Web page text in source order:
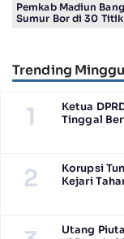
Pemkab Madiun
Sumur Bor di 30
Trending
1
Ketua
Tinggal
2
Korupsi
Kejari
Utang